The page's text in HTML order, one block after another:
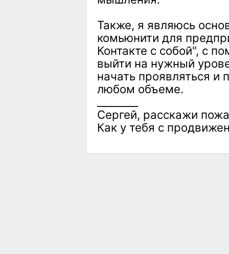
Также, я являюсь
комьюнити для
Контакте с собой", с
выйти на нужный
начать проявляться и
любом объеме.
Сергей, расскажи
Как у тебя с